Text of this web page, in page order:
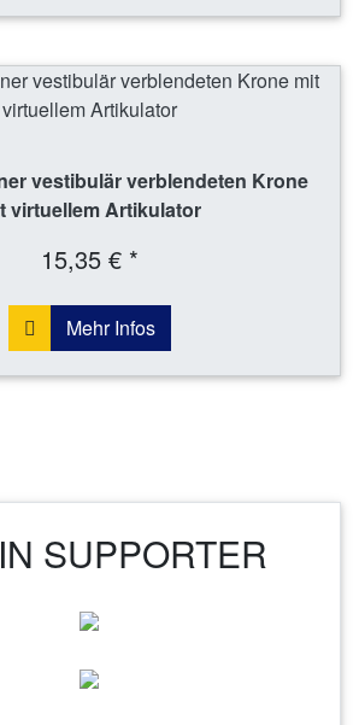
vestibulär verblendeten Krone
virtuellem Artikulator
15,35 € *
Mehr Infos
SUPPORTER